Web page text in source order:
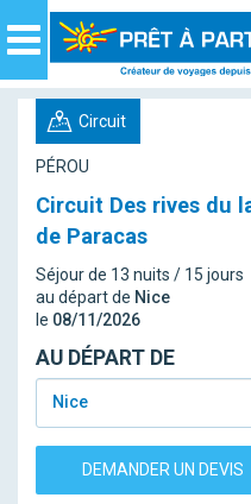
Navigation
Circuit
PÉROU
Circuit Des rives du
de Paracas
Séjour de 13 nuits / 15 jours
au départ de Nice
le 08/11/2026
AU DÉPART DE
Nice
DEMANDER UN DEVIS
Panneau de gestion des cookies